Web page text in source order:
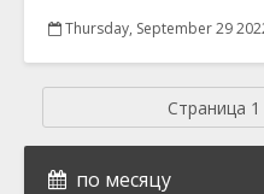
Thursday, September 29
по месяцу